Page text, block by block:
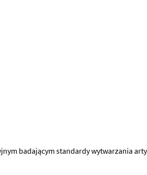
badającym standardy wytwarzania